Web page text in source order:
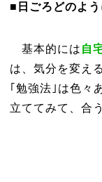
■日ごろどのよ
基本的には 自
は、気分を変え
｢勉強法｣は色々
立ててみて、合